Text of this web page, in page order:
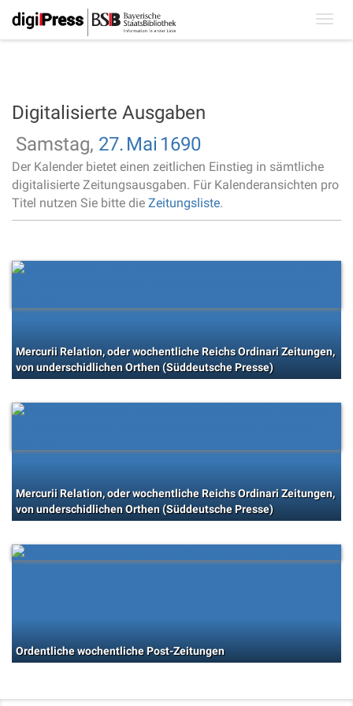
Digitalisierte Ausgaben
Samstag, 27. Mai 1690
Der Kalender bietet einen zeitlichen Einstieg in sämtliche
digitalisierte Zeitungsausgaben. Für Kalenderansichten pro
Titel nutzen Sie bitte die Zeitungsliste.
Mercurii Relation, oder wochentliche Reichs Ordinari Zeitungen,
von underschidlichen Orthen (Süddeutsche Presse)
Mercurii Relation, oder wochentliche Reichs Ordinari Zeitungen,
von underschidlichen Orthen (Süddeutsche Presse)
Ordentliche wochentliche Post-Zeitungen